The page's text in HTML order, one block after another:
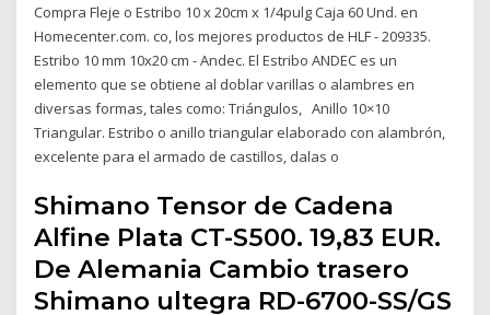
Compra Fleje o Estribo 10 x 20cm x 1/4pulg Caja 60 Und. en
Homecenter.com. co, los mejores productos de HLF - 209335.
Estribo 10 mm 10x20 cm - Andec. El Estribo ANDEC es un
elemento que se obtiene al doblar varillas o alambres en
diversas formas, tales como: Triángulos, Anillo 10×10
Triangular. Estribo o anillo triangular elaborado con alambrón,
excelente para el armado de castillos, dalas o
Shimano Tensor de Cadena
Alfine Plata CT-S500. 19,83 EUR.
De Alemania Cambio trasero
Shimano ultegra RD-6700-SS/GS